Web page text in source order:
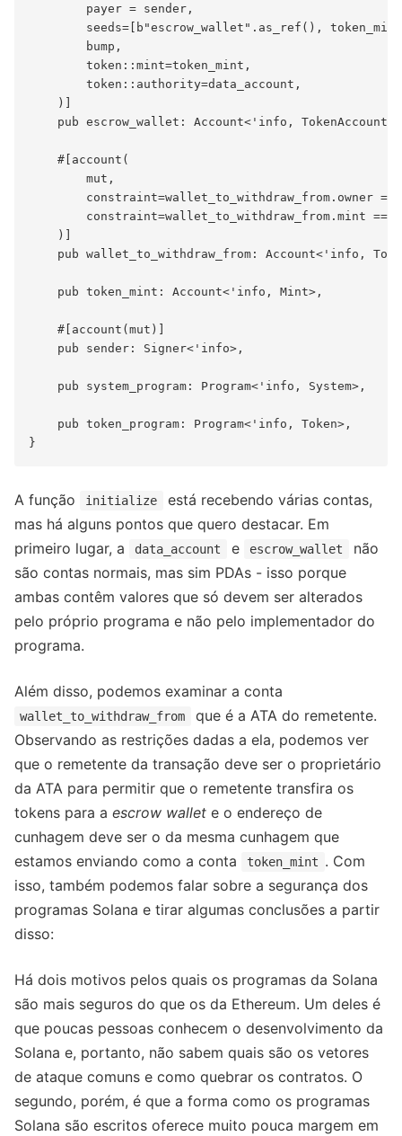
        payer = sender,
seeds=[b"escrow_wallet".as_ref(),
        bump,
        token::mint=token_mint,
        token::authority=data_account,
    )]
    pub escrow_wallet: Account<'info, TokenAccount>,
    #[account(
        mut,
constraint=wallet_to_withdraw_from.owner ==
constraint=wallet_to_withdraw_from.mint ==
    )]
pub wallet_to_withdraw_from: Account<'info,
    pub token_mint: Account<'info, Mint>,
    #[account(mut)]
    pub sender: Signer<'info>,
    pub system_program: Program<'info, System>,
    pub token_program: Program<'info, Token>,
A função initialize
está recebendo várias contas,
mas há alguns pontos que quero destacar. Em
primeiro lugar, a
data_account e escrow_wallet
não
são contas normais, mas sim PDAs - isso porque
ambas contêm valores que só devem ser alterados
pelo próprio programa e não pelo implementador do
programa.
Além disso, podemos examinar a conta
wallet_to_withdraw_from
que é a ATA do remetente.
Observando as restrições dadas a ela, podemos ver
que o remetente da transação deve ser o proprietário
da ATA para permitir que o remetente transfira os
tokens para a escrow wallet e o endereço de
cunhagem deve ser o da mesma cunhagem que
estamos enviando como a conta
token_mint . Com
isso, também podemos falar sobre a segurança dos
programas Solana e tirar algumas conclusões a partir
disso:
Há dois motivos pelos quais os programas da Solana
são mais seguros do que os da Ethereum. Um deles é
que poucas pessoas conhecem o desenvolvimento da
Solana e, portanto, não sabem quais são os vetores
de ataque comuns e como quebrar os contratos. O
segundo, porém, é que a forma como os programas
Solana são escritos oferece muito pouca margem em